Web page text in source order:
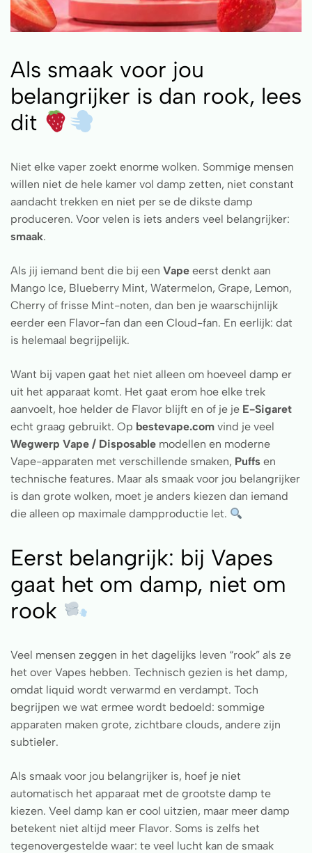
Als smaak voor jou
belangrijker is dan rook, lees
dit
Niet elke vaper zoekt enorme wolken. Sommige mensen
willen niet de hele kamer vol damp zetten, niet constant
aandacht trekken en niet per se de dikste damp
produceren. Voor velen is iets anders veel belangrijker:
smaak.
Als jij iemand bent die bij een Vape eerst denkt aan
Mango Ice, Blueberry Mint, Watermelon, Grape, Lemon,
Cherry of frisse Mint-noten, dan ben je waarschijnlijk
eerder een Flavor-fan dan een Cloud-fan. En eerlijk: dat
is helemaal begrijpelijk.
Want bij vapen gaat het niet alleen om hoeveel damp er
uit het apparaat komt. Het gaat erom hoe elke trek
aanvoelt, hoe helder de Flavor blijft en of je je E-Sigaret
echt graag gebruikt. Op bestevape.com vind je veel
Wegwerp Vape / Disposable modellen en moderne
Vape-apparaten met verschillende smaken, Puffs en
technische features. Maar als smaak voor jou belangrijker
is dan grote wolken, moet je anders kiezen dan iemand
die alleen op maximale dampproductie let.
Eerst belangrijk: bij Vapes
gaat het om damp, niet om
rook
Veel mensen zeggen in het dagelijks leven “rook” als ze
het over Vapes hebben. Technisch gezien is het damp,
omdat liquid wordt verwarmd en verdampt. Toch
begrijpen we wat ermee wordt bedoeld: sommige
apparaten maken grote, zichtbare clouds, andere zijn
subtieler.
Als smaak voor jou belangrijker is, hoef je niet
automatisch het apparaat met de grootste damp te
kiezen. Veel damp kan er cool uitzien, maar meer damp
betekent niet altijd meer Flavor. Soms is zelfs het
tegenovergestelde waar: te veel lucht kan de smaak